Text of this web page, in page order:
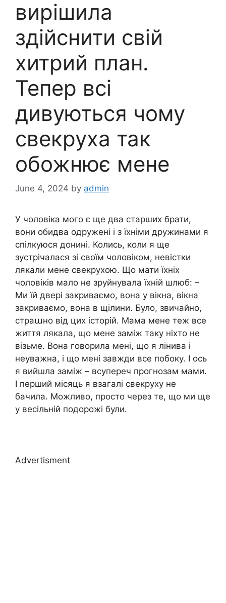
вирішила
здійснити свій
хитрий план.
Тепер всі
дивуються чому
свекруха так
обожнює мене
June 4, 2024 by admin
У чоловіка мого є ще два старших брати,
вони обидва одружені і з їхніми дружинами я
спілкуюся донині. Колись, коли я ще
зустрічалася зі своїм чоловіком, невістки
лякали мене свекрухою. Що мати їхніх
чоловіків мало не зруйнувала їхній шлюб: –
Ми їй двері закриваємо, вона у вікна, вікна
закриваємо, вона в щілини. Було, звичайно,
страաно від цих історій. Мама мене теж все
життя лякала, що мене заміж таку ніхто не
візьме. Вона говорила мені, що я лінива і
неуважна, і що мені завжди все побоку. І ось
я вийшла заміж – всупереч прогнозам мами.
І перший місяць я взагалі свекруху не
бачила. Можливо, просто через те, що ми ще
у весільній подорожі були.
Advertisment